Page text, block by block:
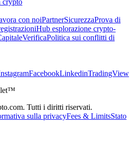
crypto
con noiPartnerSicurezzaProva di
Hub esplorazione crypto-
VerificaPolitica sui conflitti di
FacebookLinkedinTradingView
Tutti i diritti riservati.
sulla privacyFees & LimitsStato